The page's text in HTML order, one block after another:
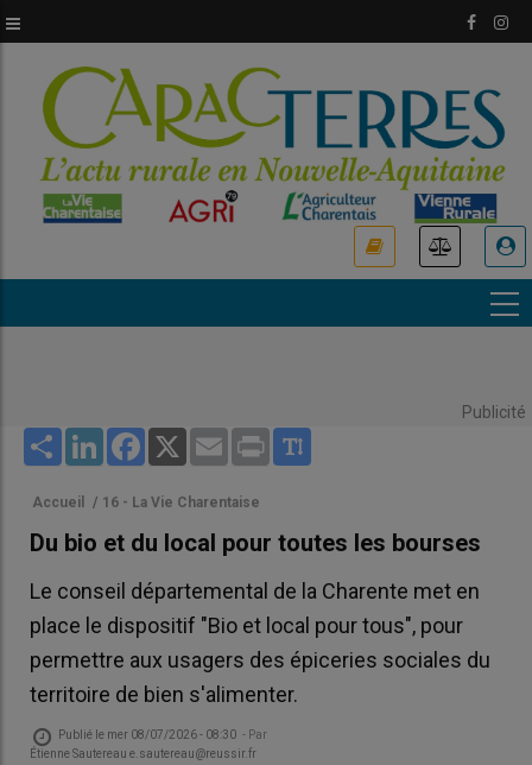
au
principal
Publicité
Share LinkedInFacebook
X Email Print
Accueil / 16 - La Vie Charentaise
Du bio et du local pour toutes les bourses
Le conseil départemental de la Charente met en
place le dispositif "Bio et local pour tous", pour
permettre aux usagers des épiceries sociales du
territoire de bien s'alimenter.
Publié le mer 08/07/2026 - 08:30 - Par
Étienne Sautereau e.sautereau@reussir.fr